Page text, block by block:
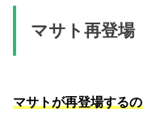
マサト再登場
マサトが再登場する